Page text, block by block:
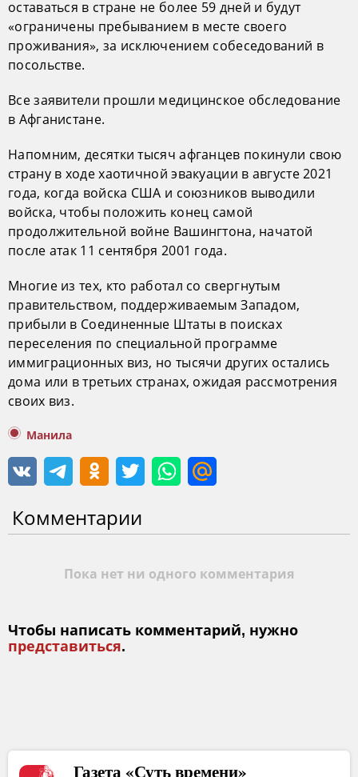
оставаться в стране не более 59 дней и будут
«ограничены пребыванием в месте своего
проживания», за исключением собеседований в
посольстве.
Все заявители прошли медицинское обследование
в Афганистане.
Напомним, десятки тысяч афганцев покинули свою
страну в ходе хаотичной эвакуации в августе 2021
года, когда войска США и союзников выводили
войска, чтобы положить конец самой
продолжительной войне Вашингтона, начатой
после атак 11 сентября 2001 года.
Многие из тех, кто работал со свергнутым
правительством, поддерживаемым Западом,
прибыли в Соединенные Штаты в поисках
переселения по специальной программе
иммиграционных виз, но тысячи других остались
дома или в третьих странах, ожидая рассмотрения
своих виз.
Манила
Комментарии
Пока нет ни одного комментария
Чтобы написать комментарий, нужно
представиться.
Газета «Суть времени»